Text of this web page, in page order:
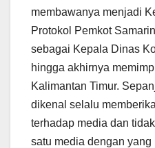
membawanya menjadi
Protokol Pemkot
sebagai Kepala Dinas
hingga akhirnya
Kalimantan Timur.
dikenal selalu
terhadap media dan
satu media dengan yang